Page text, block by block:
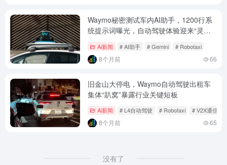
Waymo秘密测试车内AI助手，1200行系
统提示词曝光，自动驾驶体验迎来“灵魂
Ai新闻 # AI助手 # Gemini # Robotaxi
8个月前 66
旧金山大停电，Waymo自动驾驶出租车
集体“趴窝”暴露行业关键短板
Ai新闻 # L4自动驾驶 # Robotaxi # V2X通信
8个月前 65
没有了